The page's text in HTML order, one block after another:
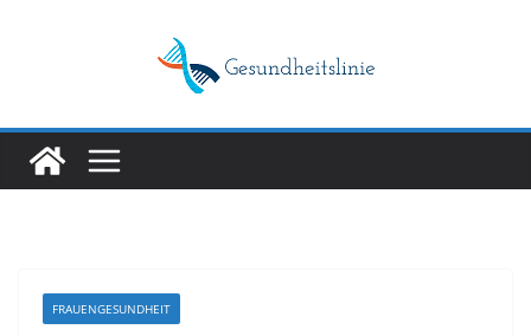
FRAUENGESUNDHEIT